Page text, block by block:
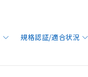
規格認証/適合状況